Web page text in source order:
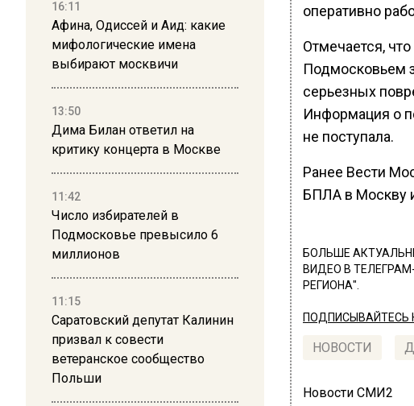
16:11
Афина, Одиссей и Аид: какие
мифологические имена
выбирают москвичи
13:50
Дима Билан ответил на
критику концерта в Москве
11:42
Число избирателей в
Подмосковье превысило 6
миллионов
11:15
Саратовский депутат Калинин
призвал к совести
ветеранское сообщество
Польши
оперативно
Отмечается,
Подмосковьем
серьезных
Информация о
не поступала.
Ранее Вести
БПЛА в Москву
БОЛЬШЕ
ВИДЕО В
РЕГИОНА".
ПОДПИСЫВАЙТЕСЬ
НОВОСТИ
Новости СМИ2